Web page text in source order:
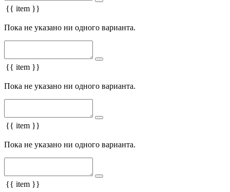
{{ item }}
Пока не указано ни одного варианта.
{{ item }}
Пока не указано ни одного варианта.
{{ item }}
Пока не указано ни одного варианта.
{{ item }}